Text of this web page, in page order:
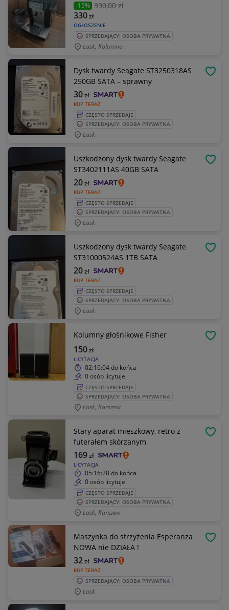
-15% 390,00 zł
OGŁOSZENIE
330zł
SPRZEDAJĄCY: OSOBA PRYWATNA
Łask, Kolumna
Dysk twardy Seagate ST3250318AS
250GB SATA – sprawny
KUP TERAZ
30zł
CZĘSTO SPRZEDAJE
SPRZEDAJĄCY: OSOBA PRYWATNA
Łask
Uszkodzony dysk twardy Seagate
ST3402111AS 40GB SATA
KUP TERAZ
20zł
CZĘSTO SPRZEDAJE
SPRZEDAJĄCY: OSOBA PRYWATNA
Łask
Uszkodzony dysk twardy Seagate
ST31000524AS 1TB SATA
KUP TERAZ
20zł
CZĘSTO SPRZEDAJE
SPRZEDAJĄCY: OSOBA PRYWATNA
Łask
Kolumny głośnikowe Fisher
LICYTACJA
150zł
02:16:04do końca
0 osób licytuje
CZĘSTO SPRZEDAJE
SPRZEDAJĄCY: OSOBA PRYWATNA
Łask, Karszew
Stary aparat mieszkowy, retro z
futerałem skórzanym
LICYTACJA
169zł
05:16:28 do końca
0 osób licytuje
CZĘSTO SPRZEDAJE
SPRZEDAJĄCY: OSOBA PRYWATNA
Łask, Karszew
Maszynka do strzyżenia Esperanza
NOWA nie DZIAŁA !
KUP TERAZ
32zł
SPRZEDAJĄCY: OSOBA PRYWATNA
Łask